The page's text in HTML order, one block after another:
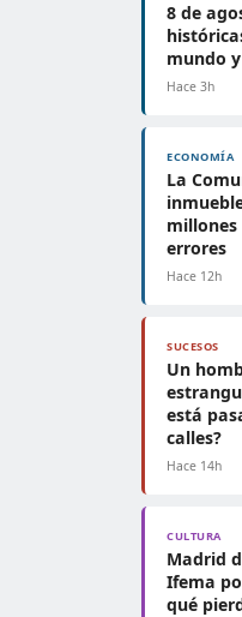
8 de
mundo
Hace 3h
ECONOMÍA
La
errores
Hace 12h
SUCESOS
Un
está
calles?
Hace 14h
CULTURA
Madrid
Ifema
qué